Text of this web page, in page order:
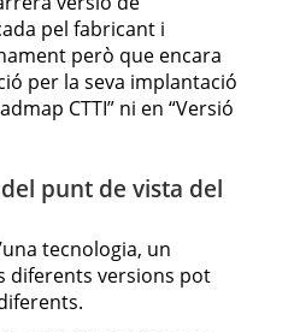
pel fabricant i
però que encara
per la seva implantació
CTTI” ni en “Versió
punt de vista del
tecnologia, un
diferents versions pot